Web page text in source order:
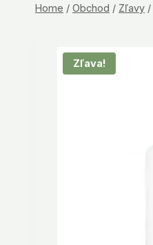
Home / Obchod / Zľavy /
Zľava!